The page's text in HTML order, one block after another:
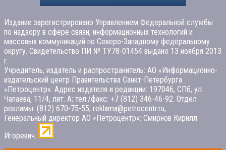
Издание зарегистрировано Управлением Федеральной службы
по надзору в сфере связи, информационных технологий и
массовых коммуникаций по Северо-Западному федеральному
округу. Свидетельство ПИ № ТУ78-01454 выдано 13 ноября 2013
г.
Учредитель, издатель и распространитель: АО «Информационно-
издательский центр Правительства Санкт-Петербурга
«Петроцентр». Адрес издателя и редакции: 197046, СПб, ул.
Чапаева, 11/4, лит. А; тел./факс: +7 (812) 346-46-92. Отдел
рекламы: (812) 670-75-55, reklama@petrocentr.ru,
Генеральный директор АО «Петроцентр»: Смирнов Кирилл
Игоревич.